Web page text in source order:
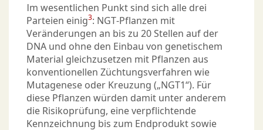
Im wesentlichen Punkt sind sich alle drei
Parteien einig3: NGT-Pflanzen mit
Veränderungen an bis zu 20 Stellen auf der
DNA und ohne den Einbau von genetischem
Material gleichzusetzen mit Pflanzen aus
konventionellen Züchtungsverfahren wie
Mutagenese oder Kreuzung („NGT1“). Für
diese Pflanzen würden damit unter anderem
die Risikoprüfung, eine verpflichtende
Kennzeichnung bis zum Endprodukt sowie